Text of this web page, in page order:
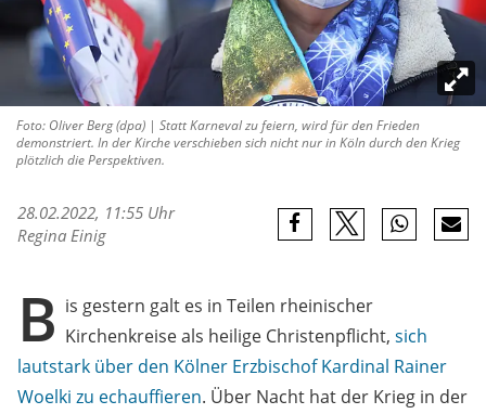
Foto: Oliver Berg (dpa) | Statt Karneval zu feiern, wird für den Frieden
demonstriert. In der Kirche verschieben sich nicht nur in Köln durch den Krieg
plötzlich die Perspektiven.
28.02.2022, 11:55 Uhr
Regina Einig
B is gestern galt es in Teilen rheinischer
Kirchenkreise als heilige Christenpflicht, sich
lautstark über den Kölner Erzbischof Kardinal Rainer
Woelki zu echauffieren. Über Nacht hat der Krieg in der